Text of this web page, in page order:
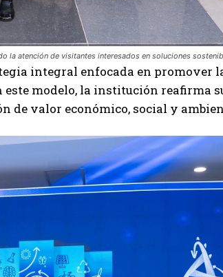
la atención de visitantes interesados en soluciones
integral enfocada en promover
modelo, la institución reafirma
de valor económico, social y